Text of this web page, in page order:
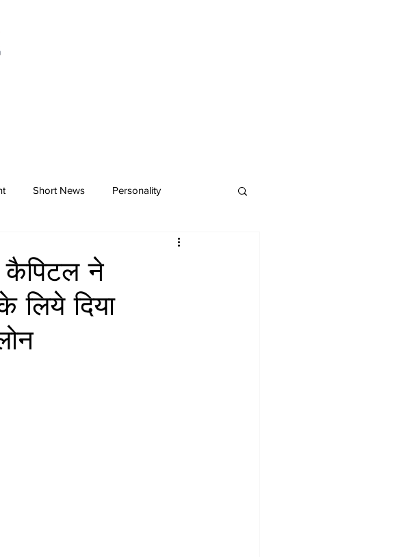
Short News Personality
कैपिटल ने
दिया